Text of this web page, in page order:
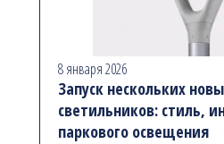
8 января 2026
Запуск нескольких
светильников: стиль,
паркового освещения